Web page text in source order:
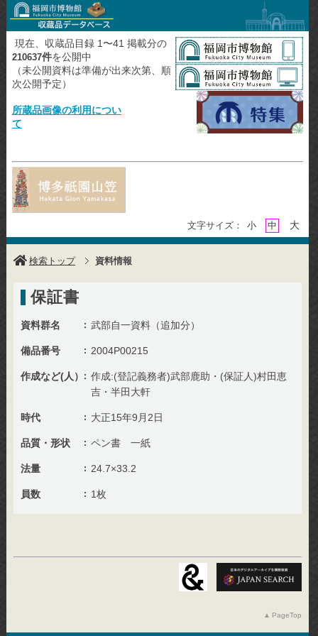
現在、収蔵品目録 1〜41 掲載分の
210637件を公開中
（未公開資料は準備が出来次第、順
次公開予定）
所蔵品画像の利用につい
て
文字サイズ： 小 中 大
検索トップ 資料情報
保証書
資料群名 武部自一資料（追加分）
備品番号 2004P00215
作成など(人）
作成:(登記義務者)武部鹿助・(保証人)村田恵
吉・半田大軒
時代 大正15年9月2日
品質・形状 ペン書 一紙
法量 24.7×33.2
員数 1枚
PageTop